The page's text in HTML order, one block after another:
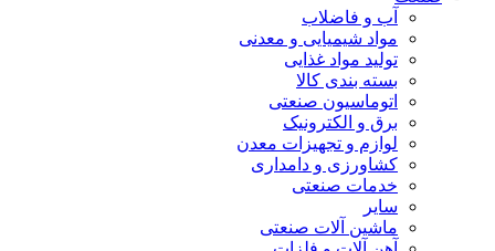
آب و فاضلاب
مواد شیمیایی و معدنی
تولید مواد غذایی
بسته بندی کالا
اتوماسیون صنعتی
برق و الکترونیک
لوازم و تجهیزات معدن
کشاورزی و دامداری
خدمات صنعتی
سایر
ماشین آلات صنعتی